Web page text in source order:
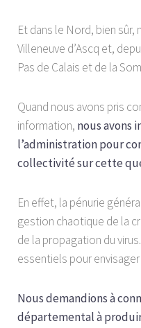
Et dans le Nord, bien sûr,
Villeneuve d’Ascq et,
Pas de Calais et de la
Quand nous avons pris
information, nous avons
l’administration pour
collectivité sur cette
En effet, la pénurie
gestion chaotique de la
de la propagation du
essentiels pour
Nous demandions à
départemental à